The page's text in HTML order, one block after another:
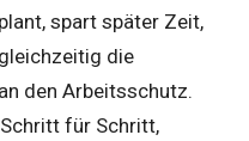
spart später Zeit,
die
den Arbeitsschutz.
für Schritt,